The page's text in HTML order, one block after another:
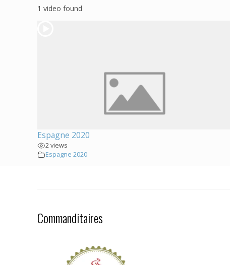
1 video found
Espagne 2020
2 views
Espagne 2020
Commanditaires